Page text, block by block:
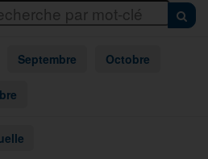
Septembre Octobre